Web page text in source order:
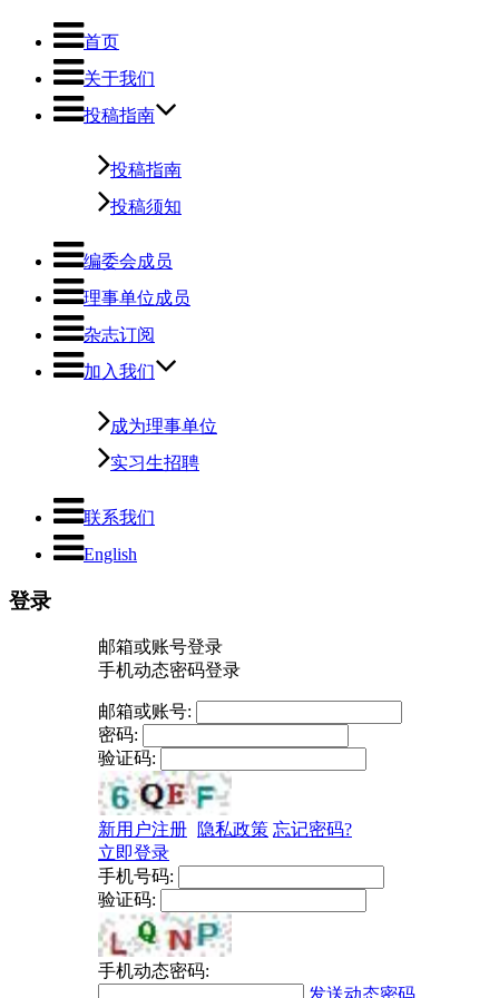
首页
关于我们
投稿指南
投稿指南
投稿须知
编委会成员
理事单位成员
杂志订阅
加入我们
成为理事单位
实习生招聘
联系我们
English
登录
邮箱或账号登录
手机动态密码登录
邮箱或账号:
密码:
验证码:
新用户注册 隐私政策 忘记密码?
立即登录
手机号码:
验证码:
手机动态密码: